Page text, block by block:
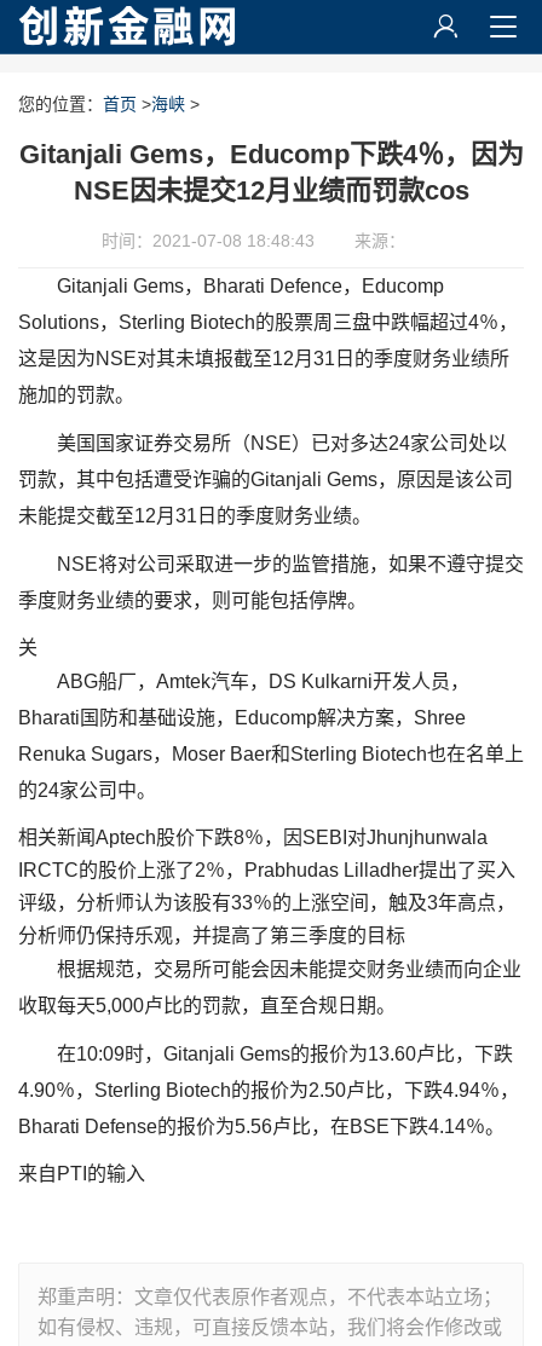
您的位置： 首页 >海峡 >
Gitanjali Gems，Educomp下跌4％，因为
NSE因未提交12月业绩而罚款cos
时间：2021-07-08 18:48:43 来源：
Gitanjali Gems，Bharati Defence，Educomp
Solutions，Sterling Biotech的股票周三盘中跌幅超过4％，
这是因为NSE对其未填报截至12月31日的季度财务业绩所
施加的罚款。
美国国家证券交易所（NSE）已对多达24家公司处以
罚款，其中包括遭受诈骗的Gitanjali Gems，原因是该公司
未能提交截至12月31日的季度财务业绩。
NSE将对公司采取进一步的监管措施，如果不遵守提交
季度财务业绩的要求，则可能包括停牌。
关
ABG船厂，Amtek汽车，DS Kulkarni开发人员，
Bharati国防和基础设施，Educomp解决方案，Shree
Renuka Sugars，Moser Baer和Sterling Biotech也在名单上
的24家公司中。
相关新闻Aptech股价下跌8％，因SEBI对Jhunjhunwala
IRCTC的股价上涨了2％，Prabhudas Lilladher提出了买入
评级，分析师认为该股有33％的上涨空间，触及3年高点，
分析师仍保持乐观，并提高了第三季度的目标
根据规范，交易所可能会因未能提交财务业绩而向企业
收取每天5,000卢比的罚款，直至合规日期。
在10:09时，Gitanjali Gems的报价为13.60卢比，下跌
4.90％，Sterling Biotech的报价为2.50卢比，下跌4.94％，
Bharati Defense的报价为5.56卢比，在BSE下跌4.14％。
来自PTI的输入
郑重声明：文章仅代表原作者观点，不代表本站立场；
如有侵权、违规，可直接反馈本站，我们将会作修改或